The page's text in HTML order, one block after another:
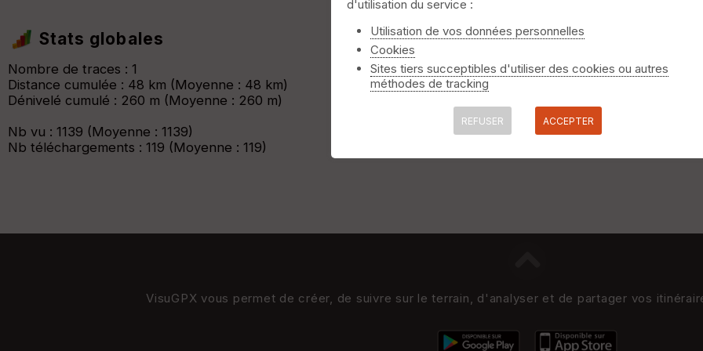
Stats globales
Nombre de traces : 1
Distance cumulée : 48 km (Moyenne : 48 km)
Dénivelé cumulé : 260 m (Moyenne : 260 m)
Nb vu : 1139 (Moyenne : 1139)
Nb téléchargements : 119 (Moyenne : 119)
VisuGPX vous permet de créer, de suivre sur le terrain, d'analyser et de partager vos
d'utilisation du service :
Utilisation de vos données personnelles
Cookies
Sites tiers succeptibles d'utiliser des cookies ou autres
méthodes de tracking
REFUSER ACCEPTER